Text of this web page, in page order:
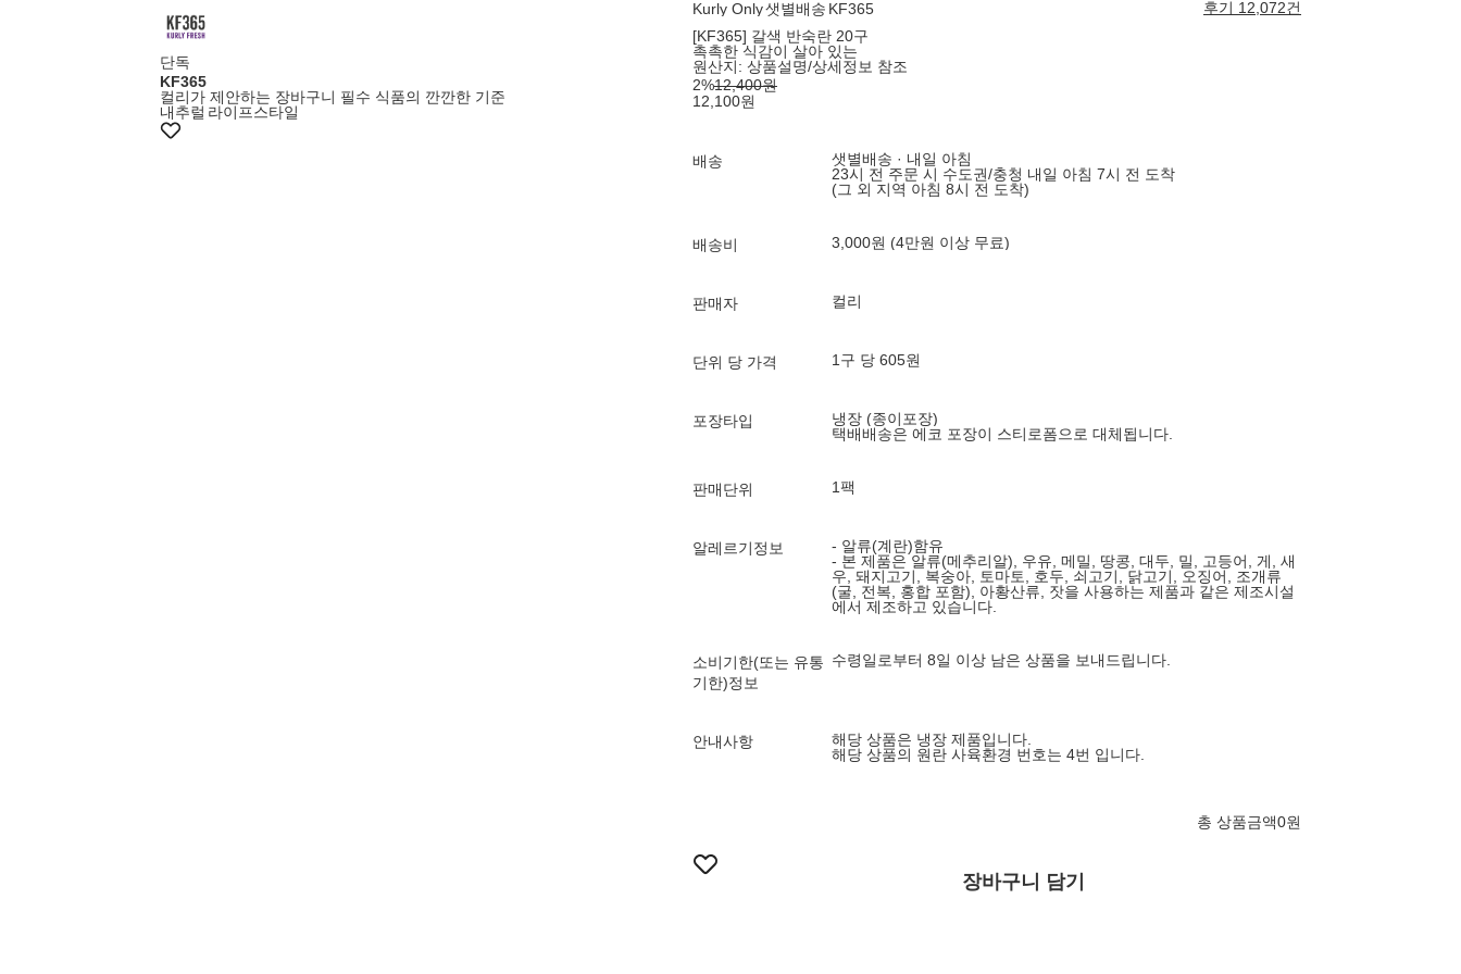
단독
KF365
컬리가 제안하는 장바구니 필수 식품의 깐깐한 기준
내추럴 라이프스타일
Kurly Only샛별배송 KF365
후기 12,072건
[KF365] 갈색 반숙란 20구
촉촉한 식감이 살아 있는
원산지: 상품설명/상세정보 참조
2%12,400원
12,100원
배송
샛별배송 · 내일 아침
23시 전 주문 시 수도권/충청 내일 아침 7시 전 도착
(그 외 지역 아침 8시 전 도착)
배송비 3,000원 (4만원 이상 무료)
판매자 컬리
단위 당 가격 1구 당 605원
포장타입
냉장 (종이포장)
택배배송은 에코 포장이 스티로폼으로 대체됩니다.
판매단위 1팩
알레르기정보
- 알류(계란)함유
- 본 제품은 알류(메추리알), 우유, 메밀, 땅콩, 대두, 밀, 고등어, 게, 새
우, 돼지고기, 복숭아, 토마토, 호두, 쇠고기, 닭고기, 오징어, 조개류
(굴, 전복, 홍합 포함), 아황산류, 잣을 사용하는 제품과 같은 제조시설
에서 제조하고 있습니다.
소비기한(또는 유통
기한)정보
수령일로부터 8일 이상 남은 상품을 보내드립니다.
안내사항
해당 상품은 냉장 제품입니다.
해당 상품의 원란 사육환경 번호는 4번 입니다.
총 상품금액0원
장바구니 담기